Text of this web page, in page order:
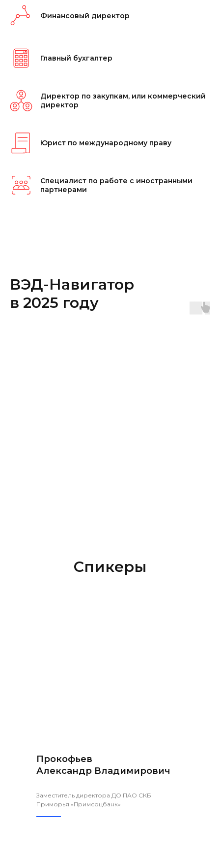
Финансовый директор
Главный бухгалтер
Директор по закупкам, или коммерческий
директор
Юрист по международному праву
Специалист по работе с иностранными
партнерами
ВЭД-Навигатор
в 2025 году
Спикеры
Прокофьев
Александр Владимирович
Заместитель директора ДО ПАО СКБ
Приморья «Примсоцбанк»